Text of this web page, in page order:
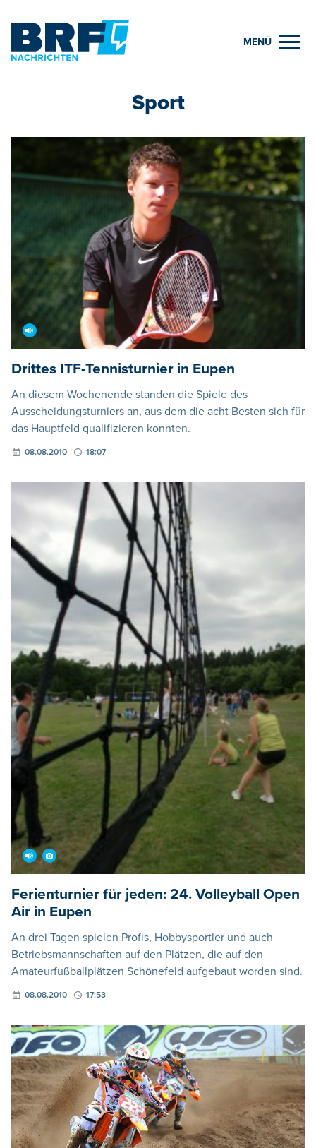
MENÜ
Sport
Drittes ITF-Tennisturnier in Eupen
An diesem Wochenende standen die Spiele des
Ausscheidungsturniers an, aus dem die acht Besten sich für
das Hauptfeld qualifizieren konnten.
08.08.2010 18:07
Ferienturnier für jeden: 24. Volleyball Open
Air in Eupen
An drei Tagen spielen Profis, Hobbysportler und auch
Betriebsmannschaften auf den Plätzen, die auf den
Amateurfußballplätzen Schönefeld aufgebaut worden sind.
08.08.2010 17:53